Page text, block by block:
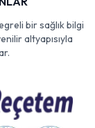
bir sağlık bilgi
altyapısıyla